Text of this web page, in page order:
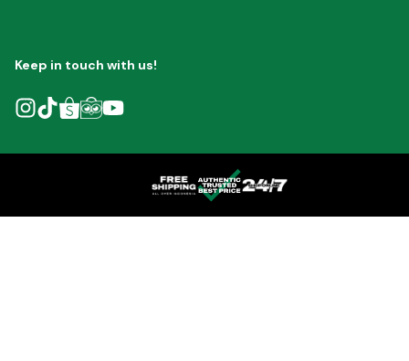
Keep in touch with us!